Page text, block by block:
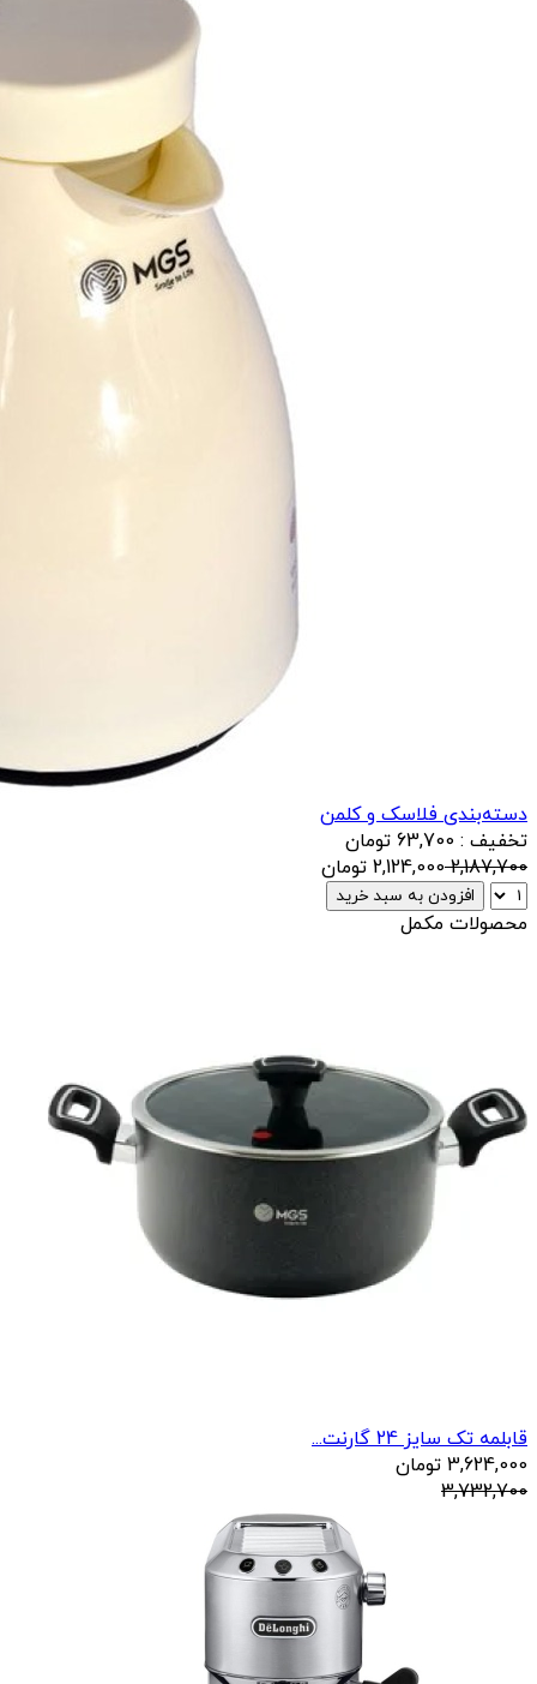
دسته‌بندی فلاسک و کلمن
تخفیف : 63,700 تومان
2,187,700
2,124,000 تومان
افزودن به سبد خرید
محصولات مکمل
قابلمه تک سایز 24 گارنت...
3,624,000 تومان
3,732,700